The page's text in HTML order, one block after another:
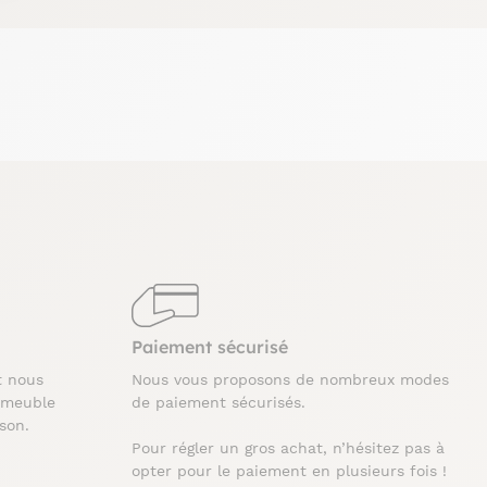
nous
Paiement sécurisé
Nous vous proposons de nombreux modes
de paiement sécurisés.
Pour régler un gros achat, n’hésitez pas à
opter pour le paiement en plusieurs fois !